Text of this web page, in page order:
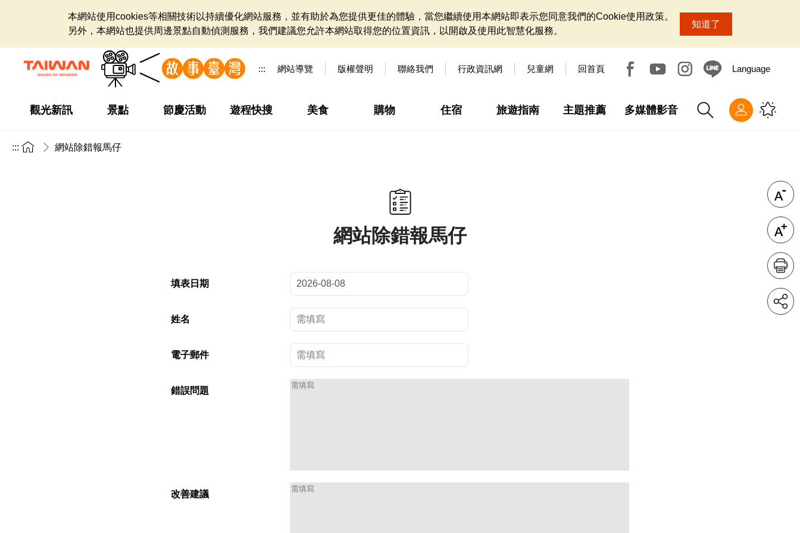
本網站使用cookies等相關技術以持續優化網站服務，並有助於為您提供更佳的體驗，當您繼續使用本網站即表示您同意我們的Cookie使用政策。
另外，本網站也提供周邊景點自動偵測服務，我們建議您允許本網站取得您的位置資訊，以開啟及使用此智慧化服務。
知道了
::: 網站導覽 版權聲明 聯絡我們 行政資訊網 兒童網 回首頁 Language
觀光新訊 景點 節慶活動 遊程快搜 美食 購物 住宿 旅遊指南 主題推薦 多媒體影音
::: 網站除錯報馬仔
網站除錯報馬仔
填表日期
姓名
電子郵件
錯誤問題
改善建議